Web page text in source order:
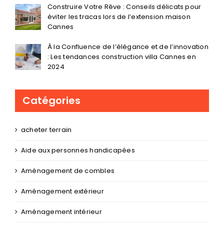
Construire Votre Rêve : Conseils délicats pour
éviter les tracas lors de l’extension maison
Cannes
À la Confluence de l’élégance et de l’innovation
: Les tendances construction villa Cannes en
2024
Catégories
acheter terrain
Aide aux personnes handicapées
Aménagement de combles
Aménagement extérieur
Aménagement intérieur